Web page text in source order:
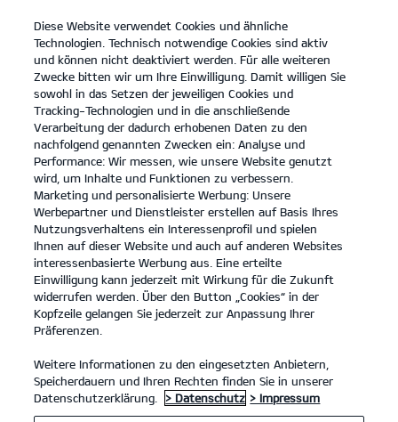
open
menu
KONTAKT
KONTAKT
KONTAKT
Herzlich Willkommen.
Herzlich willkommen! Kontaktiere uns bei Fragen oder
Wünschen einfach über diese Seite. Fülle hierzu bitte alle mit *
markierten Felder aus und nenne uns im Nachrichtenfeld dein
Anliegen. Wir freuen uns auf deine Nachricht und melden uns
schnellstmöglich bei dir.
Du möchtest einen Servicetermin anfragen oder hast Fragen
Serviceformular.Falls du eines unserer aktuellen Kia Modelle
Probe fahren möchtest, nutze einfach unser
Probefahrtformular.
Diese Website verwendet Cookies und ähnliche
Technologien. Technisch notwendige Cookies sind aktiv
und können nicht deaktiviert werden. Für alle weiteren
Zwecke bitten wir um Ihre Einwilligung. Damit willigen Sie
sowohl in das Setzen der jeweiligen Cookies und
Tracking-Technologien und in die anschließende
Verarbeitung der dadurch erhobenen Daten zu den
nachfolgend genannten Zwecken ein: Analyse und
Performance: Wir messen, wie unsere Website genutzt
wird, um Inhalte und Funktionen zu verbessern.
Marketing und personalisierte Werbung: Unsere
Werbepartner und Dienstleister erstellen auf Basis Ihres
Nutzungsverhaltens ein Interessenprofil und spielen
Ihnen auf dieser Website und auch auf anderen Websites
interessenbasierte Werbung aus. Eine erteilte
Einwilligung kann jederzeit mit Wirkung für die Zukunft
widerrufen werden. Über den Button „Cookies“ in der
Kopfzeile gelangen Sie jederzeit zur Anpassung Ihrer
Präferenzen.
Weitere Informationen zu den eingesetzten Anbietern,
Speicherdauern und Ihren Rechten finden Sie in unserer
Datenschutzerklärung.
> Datenschutz > Impressum